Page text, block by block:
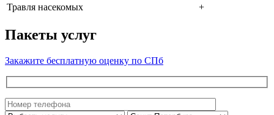
Травля насекомых
+
Пакеты услуг
Закажите бесплатную оценку по СПб